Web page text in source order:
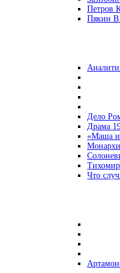
Петров
Пякин
Дело
Драма
«Маша и
Что